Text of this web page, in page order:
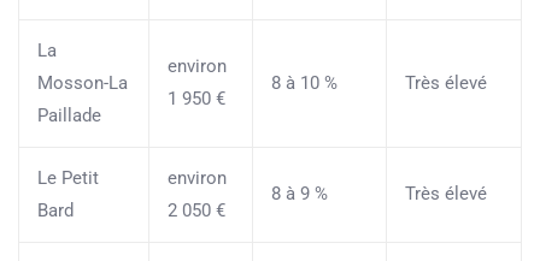
La
Mosson-La
Paillade
environ
1 950 €
8 à 10 % Très élevé
Le Petit
Bard
environ
2 050 €
8 à 9 % Très élevé